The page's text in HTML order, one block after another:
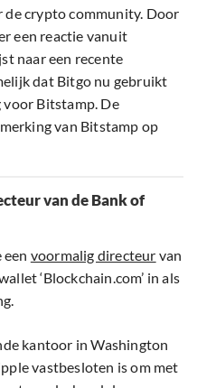
de crypto community. Door
een reactie vanuit
naar een recente
dat Bitgo nu gebruikt
Bitstamp. De
van Bitstamp op
van de Bank of
voormalig directeur van
‘Blockchain.com’ in als
kantoor in Washington
vastbesloten is om met